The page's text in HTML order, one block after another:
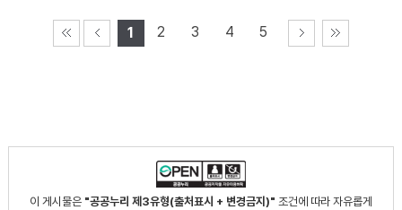
1 2 3 4 5
이 게시물은 "공공누리 제3유형(출처표시 + 변경금지)" 조건에 따라 자유롭게